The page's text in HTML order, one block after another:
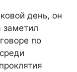
день, он
заметил
по